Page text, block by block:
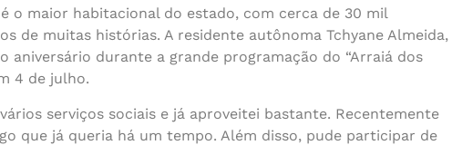
o maior habitacional do estado, com cerca de 30 mil
de muitas histórias. A residente autônoma Tchyane Almeida,
aniversário durante a grande programação do “Arraiá dos
4 de julho.
serviços sociais e já aproveitei bastante. Recentemente
que já queria há um tempo. Além disso, pude participar de